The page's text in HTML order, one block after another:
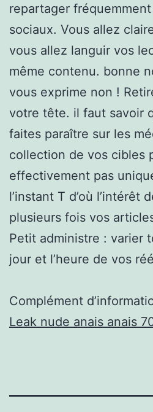
repartager
sociaux. Vous allez
vous allez languir vos
même contenu. bonne
vous exprime non !
votre tête. il faut savoir
faites paraître sur les
collection de vos cibles
effectivement pas
l’instant T d’où l’intérêt
plusieurs fois vos
Petit administre : varier
jour et l’heure de vos
Complément
Leak nude anais anais